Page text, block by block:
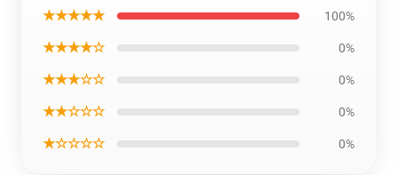
★★★★★ 100%
★★★★☆ 0%
★★★☆☆ 0%
★★☆☆☆ 0%
★☆☆☆☆ 0%